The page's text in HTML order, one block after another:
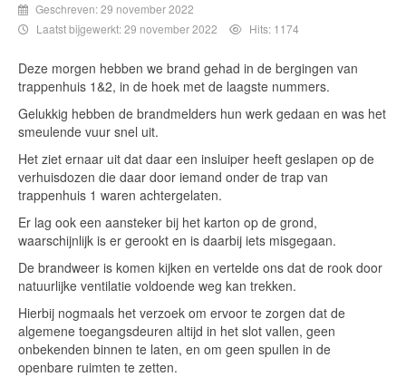
Geschreven: 29 november 2022
Laatst bijgewerkt: 29 november 2022
Hits: 1174
Deze morgen hebben we brand gehad in de bergingen van
trappenhuis 1&2, in de hoek met de laagste nummers.
Gelukkig hebben de brandmelders hun werk gedaan en was het
smeulende vuur snel uit.
Het ziet ernaar uit dat daar een insluiper heeft geslapen op de
verhuisdozen die daar door iemand onder de trap van
trappenhuis 1 waren achtergelaten.
Er lag ook een aansteker bij het karton op de grond,
waarschijnlijk is er gerookt en is daarbij iets misgegaan.
De brandweer is komen kijken en vertelde ons dat de rook door
natuurlijke ventilatie voldoende weg kan trekken.
Hierbij nogmaals het verzoek om ervoor te zorgen dat de
algemene toegangsdeuren altijd in het slot vallen, geen
onbekenden binnen te laten, en om geen spullen in de
openbare ruimten te zetten.